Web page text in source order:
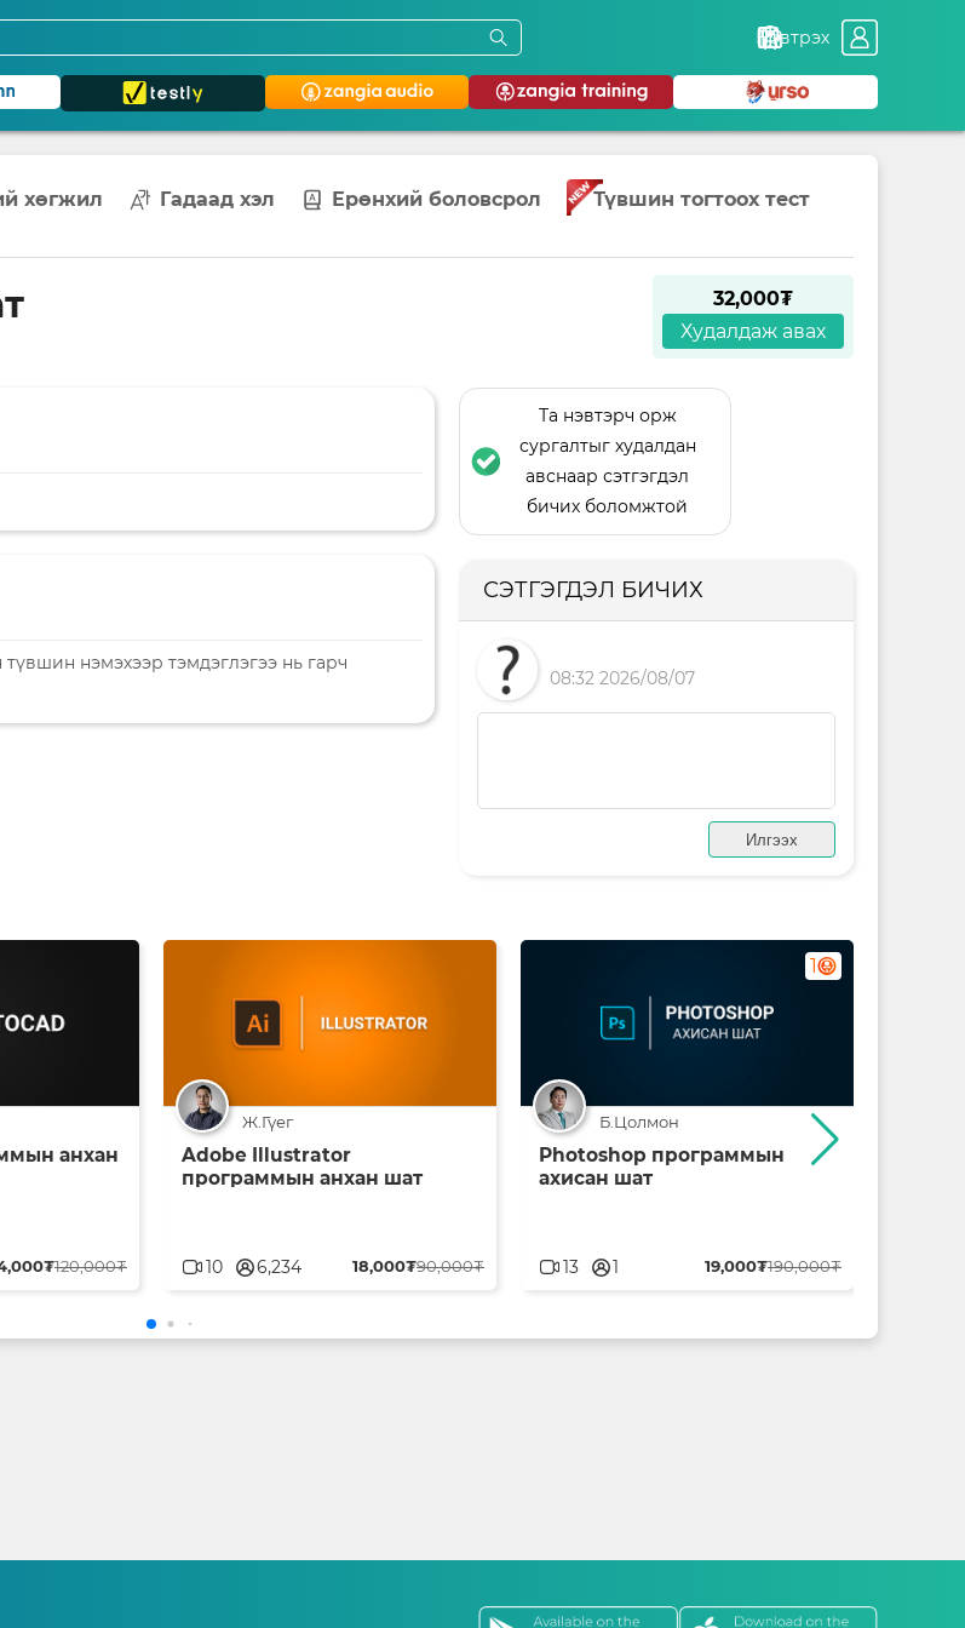
Нэвтрэх
хөгжил Гадаад хэл Ерөнхий боловсрол Түвшин тогтоох тест
32,000₮
Худалдаж авах
нэмэхээр тэмдэглэгээ нь гарч
Та нэвтэрч орж
сургалтыг худалдан
авснаар сэтгэгдэл
бичих боломжтой
СЭТГЭГДЭЛ БИЧИХ
08:32 2026/08/07
анхан
120,000₮
Ж.Гүег
Adobe Illustrator
программын анхан шат
18,000₮90,000₮
10 userblank6,234
Б.Цолмон
Photoshop программын
ахисан шат
19,000₮190,000₮
13 userblank1
1